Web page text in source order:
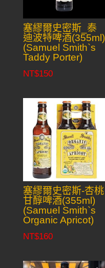
塞繆爾史密斯_泰
迪波特啤酒(355ml)
(Samuel Smith`s
Taddy Porter)
NT$150
塞繆爾史密斯-杏桃
甘醇啤酒(355ml)
(Samuel Smith`s
Organic Apricot)
NT$160